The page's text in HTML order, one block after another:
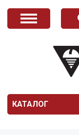
КАТАЛОГ